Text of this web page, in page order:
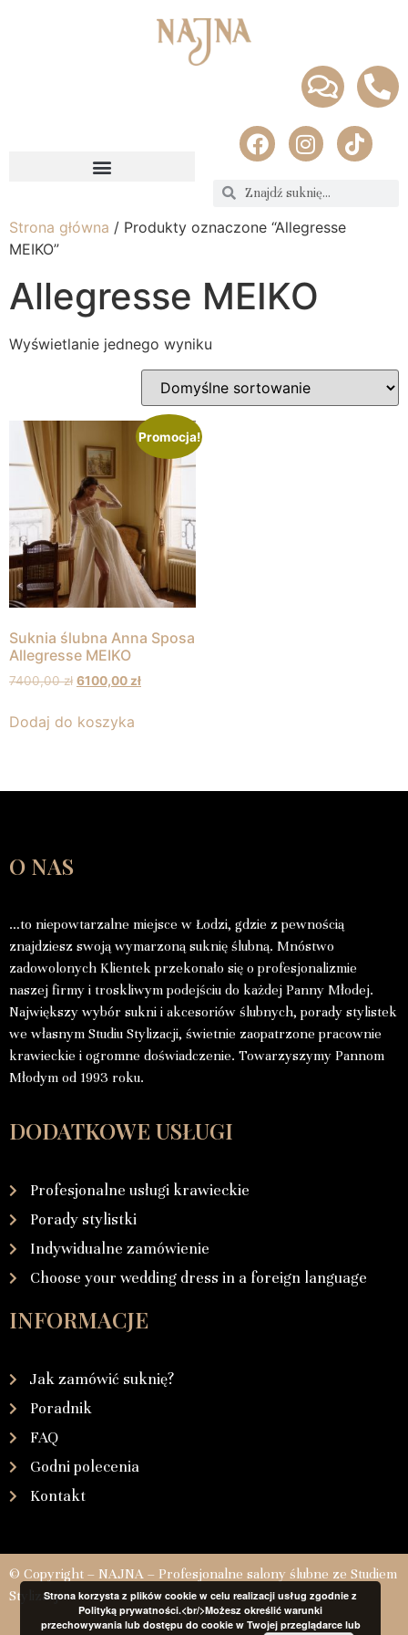
Strona główna / Produkty oznaczone “Allegresse
MEIKO”
Allegresse MEIKO
Wyświetlanie jednego wyniku
Promocja!
Suknia ślubna Anna Sposa
Allegresse MEIKO
7400,00zł 6100,00zł
Dodaj do koszyka
O NAS
…to niepowtarzalne miejsce w Łodzi, gdzie z pewnością
znajdziesz swoją wymarzoną suknię ślubną. Mnóstwo
zadowolonych Klientek przekonało się o profesjonalizmie
naszej firmy i troskliwym podejściu do każdej Panny Młodej.
Największy wybór sukni i akcesoriów ślubnych, porady stylistek
we własnym Studiu Stylizacji, świetnie zaopatrzone pracownie
krawieckie i ogromne doświadczenie. Towarzyszymy Pannom
Młodym od 1993 roku.
DODATKOWE USŁUGI
Profesjonalne usługi krawieckie
Porady stylistki
Indywidualne zamówienie
Choose your wedding dress in a foreign language
INFORMACJE
Jak zamówić suknię?
Poradnik
FAQ
Godni polecenia
Kontakt
© Copyright – NAJNA – Profesjonalne salony ślubne ze Studiem
StylizacjiStrona korzysta z plików cookie w celu realizacji usług zgodnie z
Polityką prywatności.<br/>Możesz określić warunki
przechowywania lub dostępu do cookie w Twojej przeglądarce lub